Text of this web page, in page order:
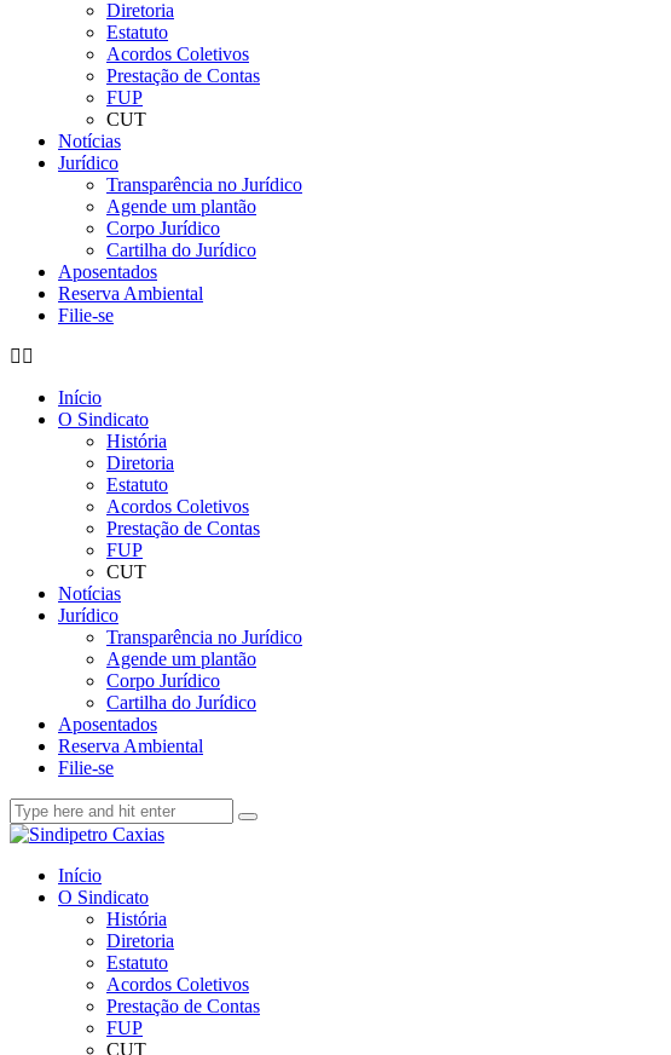
Diretoria
Estatuto
Acordos Coletivos
Prestação de Contas
FUP
CUT
Notícias
Jurídico
Transparência no Jurídico
Agende um plantão
Corpo Jurídico
Cartilha do Jurídico
Aposentados
Reserva Ambiental
Filie-se
Início
O Sindicato
História
Diretoria
Estatuto
Acordos Coletivos
Prestação de Contas
FUP
CUT
Notícias
Jurídico
Transparência no Jurídico
Agende um plantão
Corpo Jurídico
Cartilha do Jurídico
Aposentados
Reserva Ambiental
Filie-se
Início
O Sindicato
História
Diretoria
Estatuto
Acordos Coletivos
Prestação de Contas
FUP
CUT